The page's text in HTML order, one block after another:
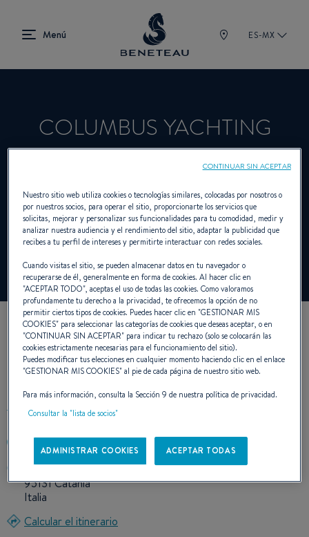
ES-MX
COLUMBUS YACHTING
CATANIA
Concesionario Fueraborda, First para
BENETEAU
NUESTROS DATOS DE
CONTACTO
+390950936078
Piazza Cardinale Pappalardo 24
95131 Catania
Italia
Calcular el itinerario
Nuestro sitio web utiliza cookies o tecnologías similares, colocadas por nosotros o
por nuestros socios, para operar el sitio, proporcionarte los servicios que
solicitas, mejorar y personalizar sus funcionalidades para tu comodidad, medir y
analizar nuestra audiencia y el rendimiento del sitio, adaptar la publicidad que
recibes a tu perfil de intereses y permitirte interactuar con redes sociales.
Cuando visitas el sitio, se pueden almacenar datos en tu navegador o
recuperarse de él, generalmente en forma de cookies. Al hacer clic en
"ACEPTAR TODO", aceptas el uso de todas las cookies. Como valoramos
profundamente tu derecho a la privacidad, te ofrecemos la opción de no
permitir ciertos tipos de cookies. Puedes hacer clic en "GESTIONAR MIS
COOKIES" para seleccionar las categorías de cookies que deseas aceptar, o en
"CONTINUAR SIN ACEPTAR" para indicar tu rechazo (solo se colocarán las
cookies estrictamente necesarias para el funcionamiento del sitio).
Puedes modificar tus elecciones en cualquier momento haciendo clic en el enlace
"GESTIONAR MIS COOKIES" al pie de cada página de nuestro sitio web.
Para más información, consulta la Sección 9 de nuestra política de privacidad.
Consultar la "lista de socios"
ADMINISTRAR COOKIES ACEPTAR TODAS
CONTINUAR SIN ACEPTAR